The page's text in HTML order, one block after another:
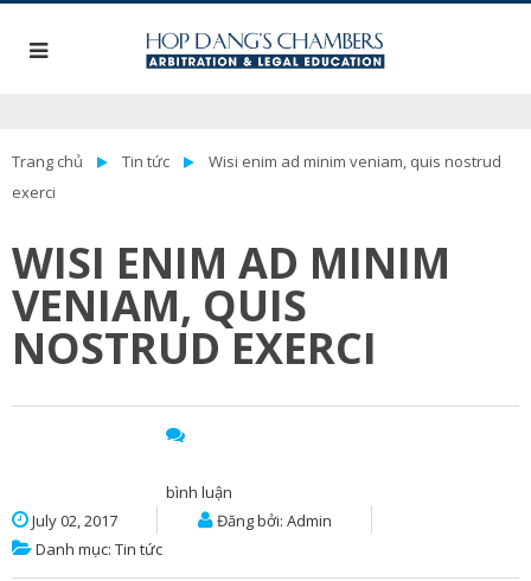
Trang chủ Tin tức
Wisi enim ad minim veniam, quis nostrud
exerci
WISI ENIM AD MINIM
VENIAM, QUIS
NOSTRUD EXERCI
bình luận
July 02, 2017
Đăng bởi: Admin
Danh mục: Tin tức